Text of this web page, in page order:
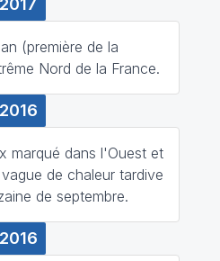
(première de la
Nord de la France.
2016
marqué dans l'Ouest et
de chaleur tardive
de septembre.
2016